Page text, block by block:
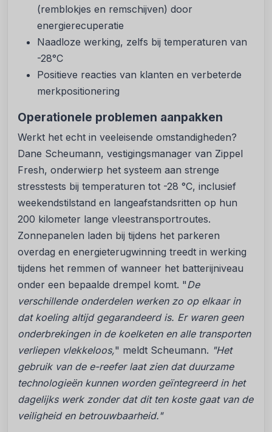
(remblokjes en remschijven) door
energierecuperatie
Naadloze werking, zelfs bij temperaturen van
-28°C
Positieve reacties van klanten en verbeterde
merkpositionering
Operationele problemen aanpakken
Werkt het echt in veeleisende omstandigheden?
Dane Scheumann, vestigingsmanager van Zippel
Fresh, onderwierp het systeem aan strenge
stresstests bij temperaturen tot -28 °C, inclusief
weekendstilstand en langeafstandsritten op hun
200 kilometer lange vleestransportroutes.
Zonnepanelen laden bij tijdens het parkeren
overdag en energieterugwinning treedt in werking
tijdens het remmen of wanneer het batterijniveau
onder een bepaalde drempel komt. "De
verschillende onderdelen werken zo op elkaar in
dat koeling altijd gegarandeerd is. Er waren geen
onderbrekingen in de koelketen en alle transporten
verliepen vlekkeloos," meldt Scheumann. "Het
gebruik van de e-reefer laat zien dat duurzame
technologieën kunnen worden geïntegreerd in het
dagelijks werk zonder dat dit ten koste gaat van de
veiligheid en betrouwbaarheid."